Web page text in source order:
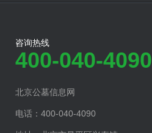
咨询热线
400-040-4090
北京公墓信息网
电话：400-040-4090